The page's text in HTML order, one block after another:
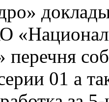
перечня
01 а